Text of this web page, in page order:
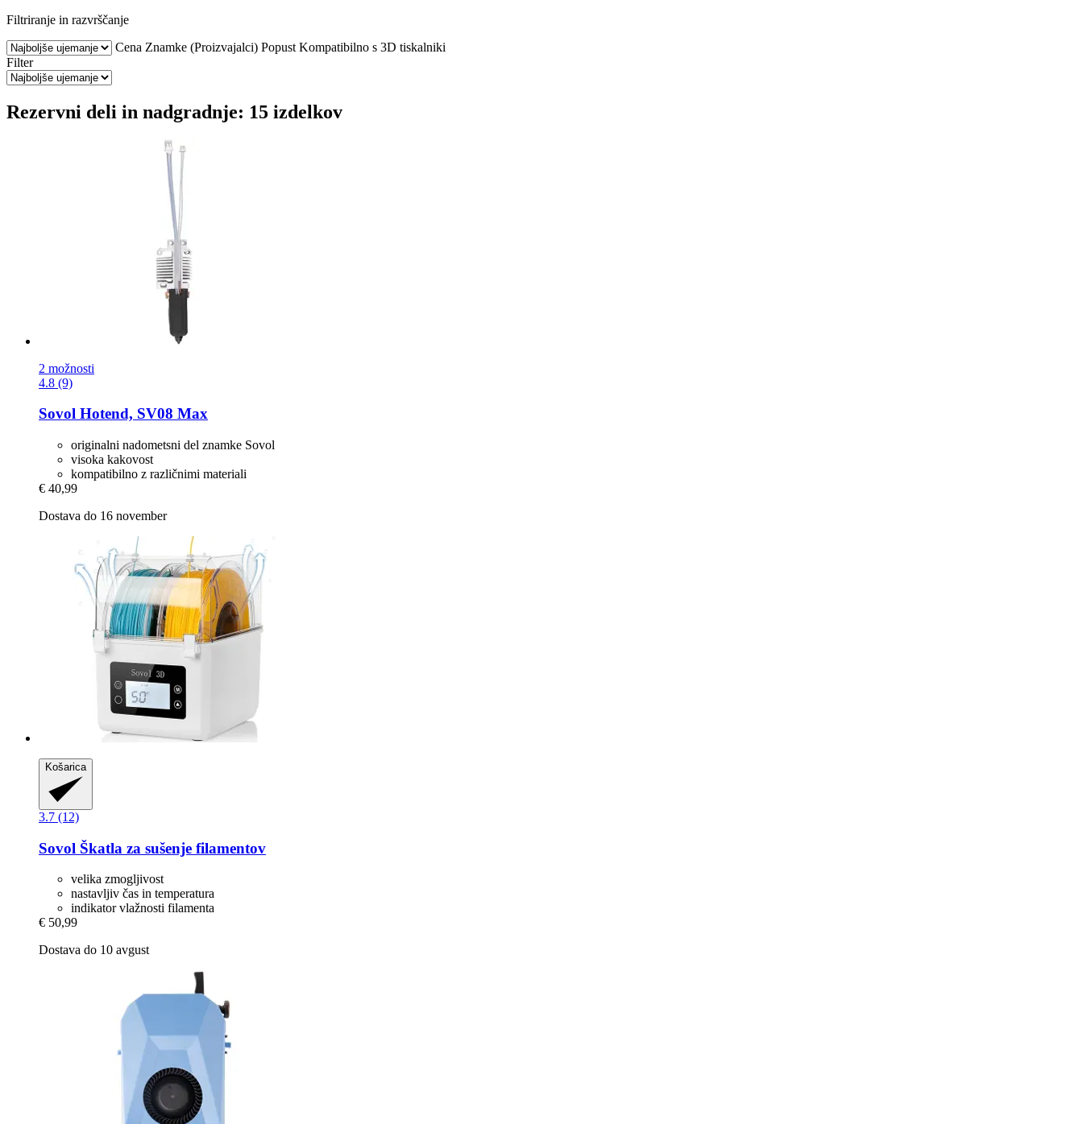
Filtriranje in razvrščanje
Cena Znamke (Proizvajalci) Popust Kompatibilno s 3D tiskalniki
Filter
Rezervni deli in nadgradnje: 15 izdelkov
2 možnosti
4.8 (9)
Sovol Hotend, SV08 Max
originalni nadometsni del znamke Sovol
visoka kakovost
kompatibilno z različnimi materiali
€ 40,99
Dostava do 16 november
Košarica
3.7 (12)
Sovol Škatla za sušenje filamentov
velika zmogljivost
nastavljiv čas in temperatura
indikator vlažnosti filamenta
€ 50,99
Dostava do 10 avgust